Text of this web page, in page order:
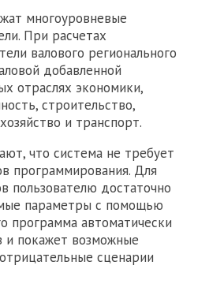
многоуровневые
При расчетах
валового регионального
добавленной
отраслях экономики,
строительство,
и транспорт.
что система не требует
программирования. Для
пользователю достаточно
параметры с помощью
программа автоматически
и покажет возможные
сценарии